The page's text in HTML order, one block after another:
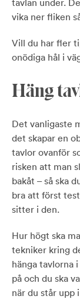
tavlan under.
vika ner fliken
Vill du har fler
onödiga hål i
Häng
Det vanligaste
det skapar en
tavlor ovanför
risken att man
bakåt – så ska
bra att först
sitter i den.
Hur högt ska
tekniker kring
hänga tavlorna
på och du ska
när du står upp